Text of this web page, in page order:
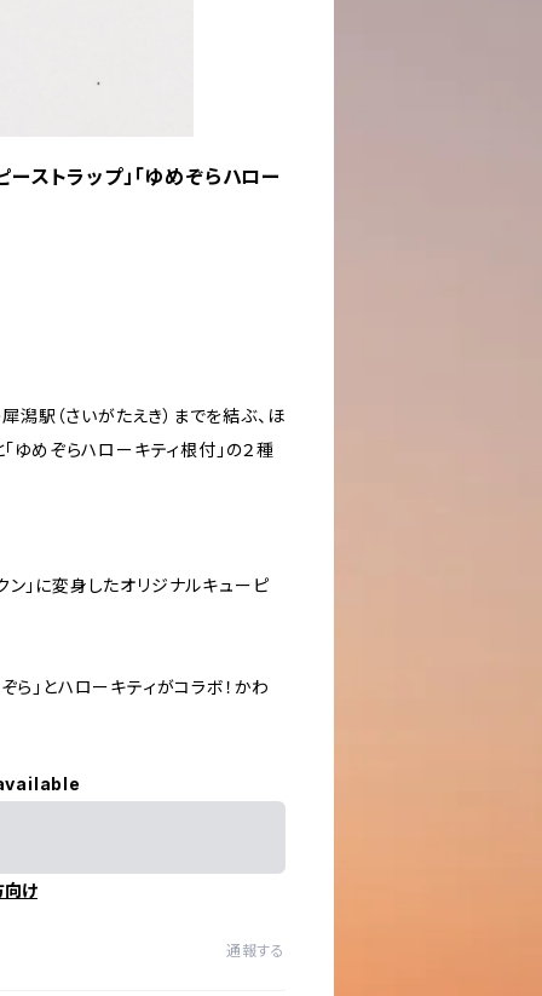
ストラップ」「ゆめぞらハロー
駅（さいがたえき）までを結ぶ、ほ
ゆめぞらハローキティ根付」の２種
」に変身したオリジナルキューピ
ら」とハローキティがコラボ！かわ
向け
通報する